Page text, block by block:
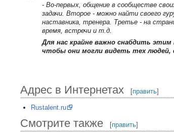
- Во-первых, общение в сообществе
задачи. Второе - можно найти своего
наставника, тренера. Третье - на
время, встречи и т.д.
Для нас крайне важно снабдить
чтобы они могли видеть тех
Адрес в Интернетах [править]
Rustalent.ru
Смотрите также [править]